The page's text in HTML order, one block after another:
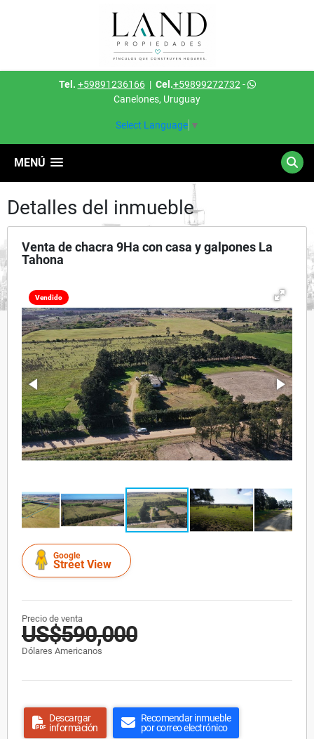
Tel. +59891236166| Cel.+59899272732 -
Canelones, Uruguay
Select Language ▼
MENÚ
Detalles del inmueble
Venta de chacra 9Ha con casa y galpones La
Tahona
Vendido
Google
Street View
Precio de venta
US$590,000
Dólares Americanos
Descargar
información
Recomendar inmueble
por correo electrónico